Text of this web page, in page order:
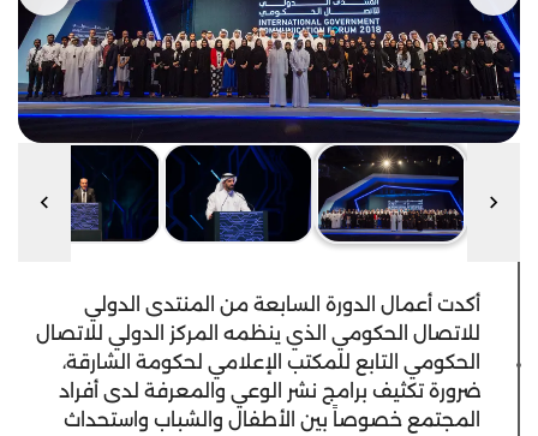
أكدت أعمال الدورة السابعة من المنتدى الدولي
للاتصال الحكومي الذي ينظمه المركز الدولي للاتصال
الحكومي التابع للمكتب الإعلامي لحكومة الشارقة،
ضرورة تكثيف برامج نشر الوعي والمعرفة لدى أفراد
المجتمع خصوصاً بين الأطفال والشباب واستحداث